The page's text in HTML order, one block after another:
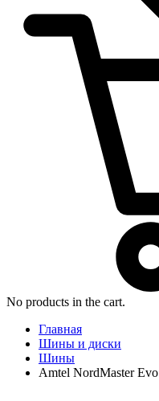
No products in the cart.
Главная
Шины и диски
Шины
Amtel NordMaster Evo